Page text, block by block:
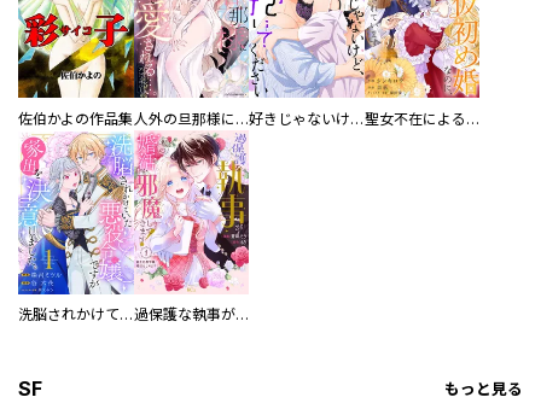
佐伯かよの作品集 人外の旦那様に娶られ毎晩ナカまで愛される…。アンソロジー 好きじゃないけど、抱いてください【電子単行本版／特典おまけ付き】 聖女不在による仮初め婚なのに、不器用な王太子に溺愛されています【電子単行本版／特典おまけ付き】
洗脳されかけていた悪役令嬢ですが家出を決意しました。【電子単行本版／特典おまけ付き】 過保護な執事が私の婚活を邪魔してきます！ 分冊版
SF もっと見る